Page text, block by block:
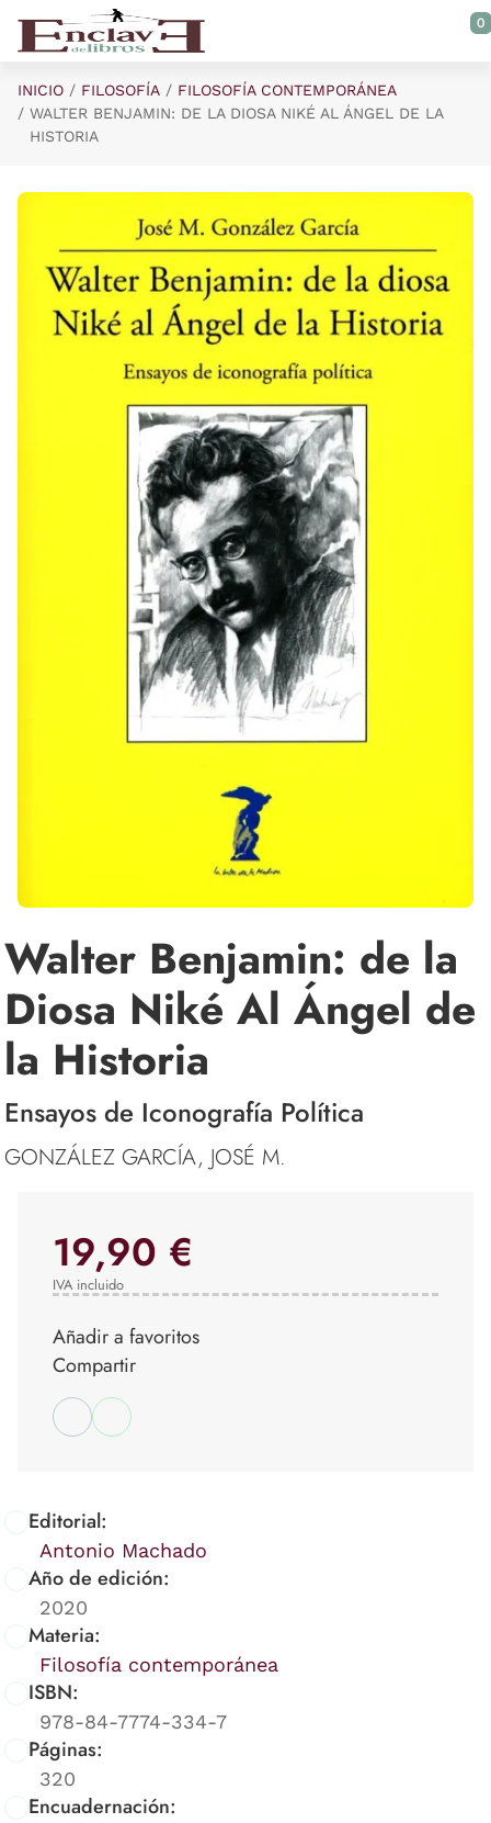
Saltar al contenido principal
0
INICIO FILOSOFÍA
FILOSOFÍA CONTEMPORÁNEA
WALTER BENJAMIN: DE LA DIOSA NIKÉ AL ÁNGEL DE LA
HISTORIA
Walter Benjamin: de la
Diosa Niké Al Ángel de
la Historia
Ensayos de Iconografía Política
GONZÁLEZ GARCÍA, JOSÉ M.
Editorial:
Antonio Machado
Año de edición:
2020
Materia:
Filosofía contemporánea
ISBN:
978-84-7774-334-7
Páginas:
320
Encuadernación:
19,90 €
IVA incluido
Añadir a favoritos
Compartir